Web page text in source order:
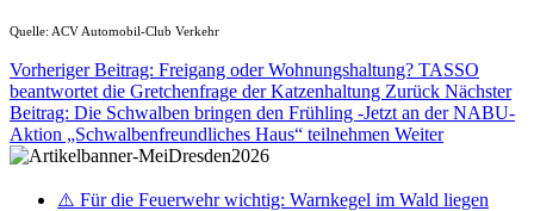
Quelle: ACV Automobil-Club Verkehr
Vorheriger Beitrag: Freigang oder Wohnungshaltung? TASSO
beantwortet die Gretchenfrage der Katzenhaltung Zurück Nächster
Beitrag: Die Schwalben bringen den Frühling -Jetzt an der NABU-
Aktion „Schwalbenfreundliches Haus“ teilnehmen Weiter
⚠️ Für die Feuerwehr wichtig: Warnkegel im Wald liegen